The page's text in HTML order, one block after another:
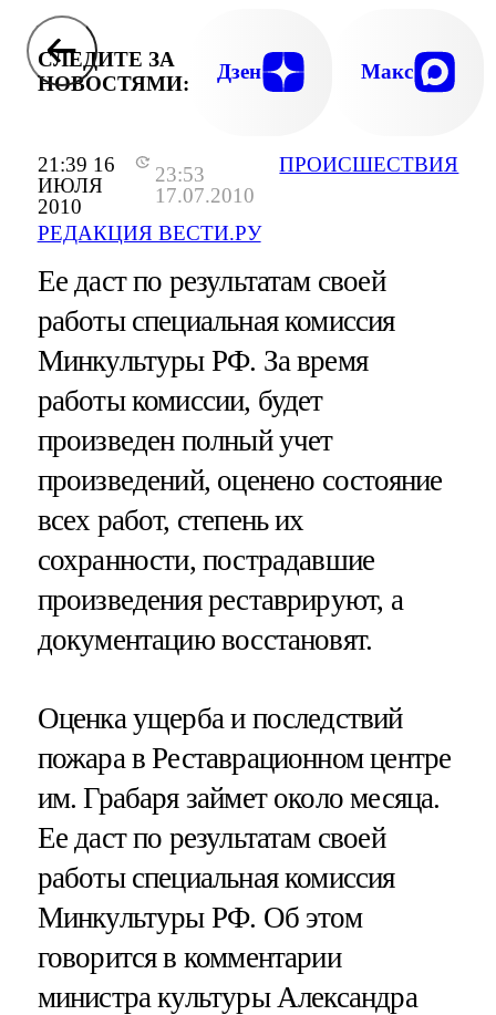
21:39 16
ИЮЛЯ
2010
23:53
17.07.2010
РЕДАКЦИЯ ВЕСТИ.РУ
ПРОИСШЕСТВИЯ
СЛЕДИТЕ ЗА
НОВОСТЯМИ:
Дзен Макс
Ее даст по результатам своей
работы специальная комиссия
Минкультуры РФ. За время
работы комиссии, будет
произведен полный учет
произведений, оценено состояние
всех работ, степень их
сохранности, пострадавшие
произведения реставрируют, а
документацию восстановят.
Оценка ущерба и последствий
пожара в Реставрационном центре
им. Грабаря займет около месяца.
Ее даст по результатам своей
работы специальная комиссия
Минкультуры РФ. Об этом
говорится в комментарии
министра культуры Александра